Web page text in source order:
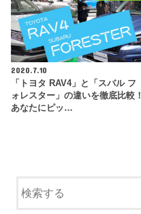
2020.7.10
「トヨタ RAV4」と「スバル フ
ォレスター」の違いを徹底比較！
あなたにピッ…